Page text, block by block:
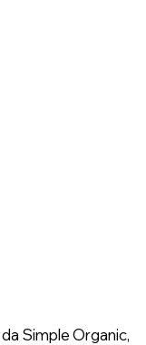
Simple Organic,